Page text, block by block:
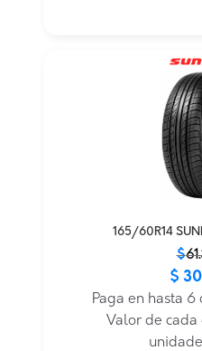
165/60R14
$
original
actual
$
Paga en hasta 6
Valor de cada